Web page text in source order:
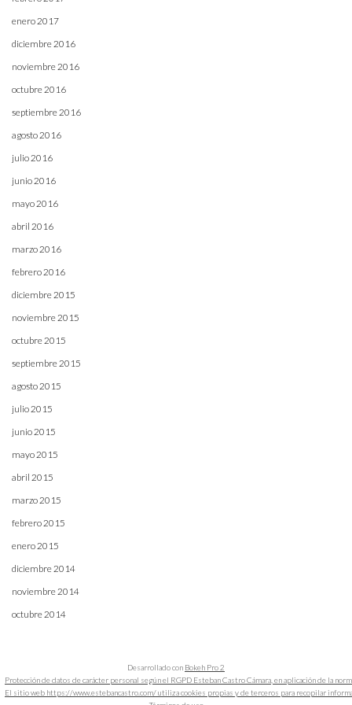
enero 2017
diciembre 2016
noviembre 2016
octubre 2016
septiembre 2016
agosto 2016
julio 2016
junio 2016
mayo 2016
abril 2016
marzo 2016
febrero 2016
diciembre 2015
noviembre 2015
octubre 2015
septiembre 2015
agosto 2015
julio 2015
junio 2015
mayo 2015
abril 2015
marzo 2015
febrero 2015
enero 2015
diciembre 2014
noviembre 2014
octubre 2014
Desarrollado con Bokeh Pro 2
Protección de datos de carácter personal según el RGPD Esteban Castro Cámara, en aplicación de la
El sitio web https://www.estebancastro.com/ utiliza cookies propias y de terceros para recopilar